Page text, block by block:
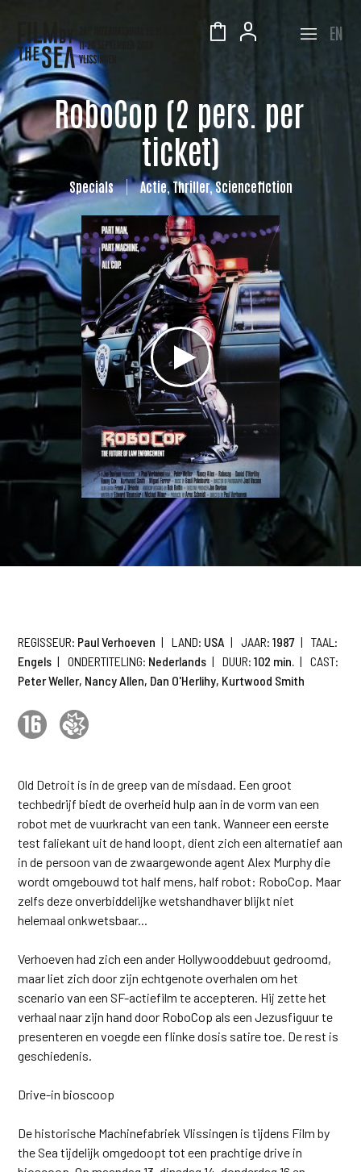
EN
RoboCop (2 pers. per
ticket)
Specials Actie, Thriller, Sciencefiction
REGISSEUR: Paul Verhoeven | LAND: USA | JAAR: 1987 | TAAL:
Engels | ONDERTITELING: Nederlands | DUUR: 102 min. | CAST:
Peter Weller, Nancy Allen, Dan O'Herlihy, Kurtwood Smith
Old Detroit is in de greep van de misdaad. Een groot
techbedrijf biedt de overheid hulp aan in de vorm van een
robot met de vuurkracht van een tank. Wanneer een eerste
test faliekant uit de hand loopt, dient zich een alternatief aan
in de persoon van de zwaargewonde agent Alex Murphy die
wordt omgebouwd tot half mens, half robot: RoboCop. Maar
zelfs deze onverbiddelijke wetshandhaver blijkt niet
helemaal onkwetsbaar...
Verhoeven had zich een ander Hollywooddebuut gedroomd,
maar liet zich door zijn echtgenote overhalen om het
scenario van een SF-actiefilm te accepteren. Hij zette het
verhaal naar zijn hand door RoboCop als een Jezusfiguur te
presenteren en voegde een flinke dosis satire toe. De rest is
geschiedenis.
Drive-in bioscoop
De historische Machinefabriek Vlissingen is tijdens Film by
the Sea tijdelijk omgedoopt tot een prachtige drive in